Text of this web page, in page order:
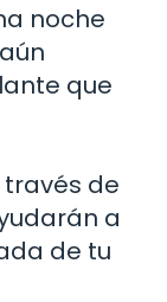
noche
que
de
a
de tu